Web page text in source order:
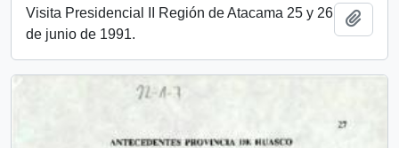
Visita Presidencial II Región de Atacama 25 y 26
de junio de 1991.